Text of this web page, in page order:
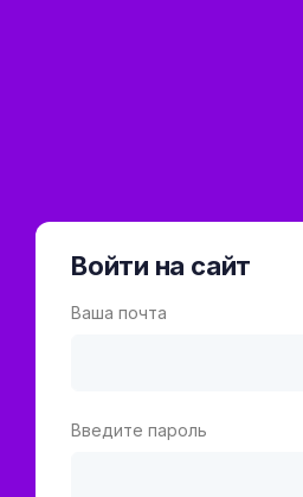
Войти на сайт
Ваша почта
Введите пароль